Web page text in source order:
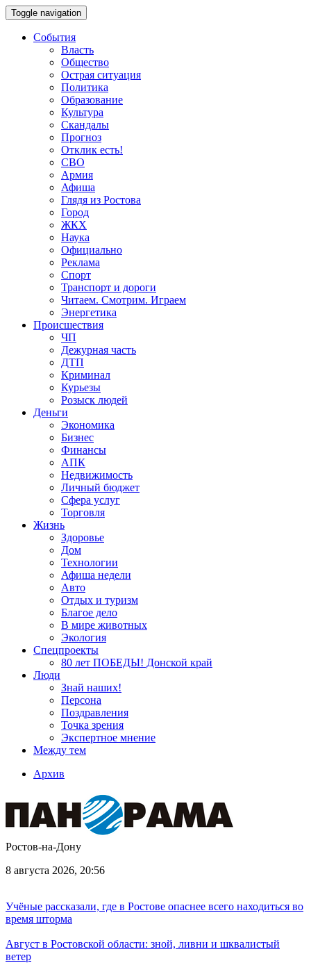
Toggle navigation
События
Власть
Общество
Острая ситуация
Политика
Образование
Культура
Скандалы
Прогноз
Отклик есть!
СВО
Армия
Афиша
Глядя из Ростова
Город
ЖКХ
Наука
Официально
Реклама
Спорт
Транспорт и дороги
Читаем. Смотрим. Играем
Энергетика
Происшествия
ЧП
Дежурная часть
ДТП
Криминал
Курьезы
Розыск людей
Деньги
Экономика
Бизнес
Финансы
АПК
Недвижимость
Личный бюджет
Сфера услуг
Торговля
Жизнь
Здоровье
Дом
Технологии
Афиша недели
Авто
Отдых и туризм
Благое дело
В мире животных
Экология
Спецпроекты
80 лет ПОБЕДЫ! Донской край
Люди
Знай наших!
Персона
Поздравления
Точка зрения
Экспертное мнение
Между тем
Архив
Ростов-на-Дону
8 августа 2026, 20:56
Учёные рассказали, где в Ростове опаснее всего находиться во
время шторма
Август в Ростовской области: зной, ливни и шквалистый
ветер